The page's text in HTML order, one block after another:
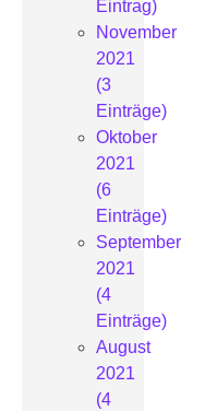
Eintrag)
November
2021
(3
Einträge)
Oktober
2021
(6
Einträge)
September
2021
(4
Einträge)
August
2021
(4